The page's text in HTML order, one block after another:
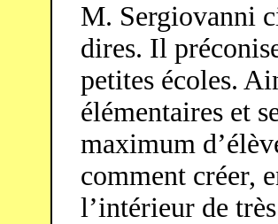
M. Sergiovanni
dires. Il
petites écoles.
élémentaires et
maximum
comment créer,
l’intérieur de